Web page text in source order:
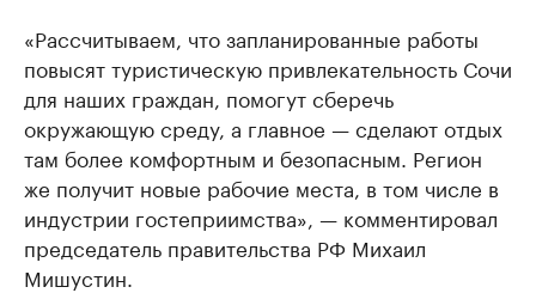
«Рассчитываем, что запланированные работы
повысят туристическую привлекательность Сочи
для наших граждан, помогут сберечь
окружающую среду, а главное — сделают отдых
там более комфортным и безопасным. Регион
же получит новые рабочие места, в том числе в
индустрии гостеприимства», — комментировал
председатель правительства РФ Михаил
Мишустин.